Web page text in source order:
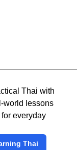
Thai with
world lessons
everyday
Thai